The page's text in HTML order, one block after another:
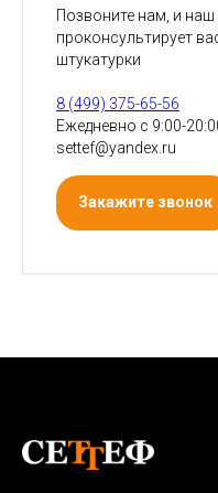
Позвоните нам, и
проконсультирует
штукатурки
8 (499) 375-65-56
Ежедневно с 9:00-
settef@yandex.ru
Закажите звонок